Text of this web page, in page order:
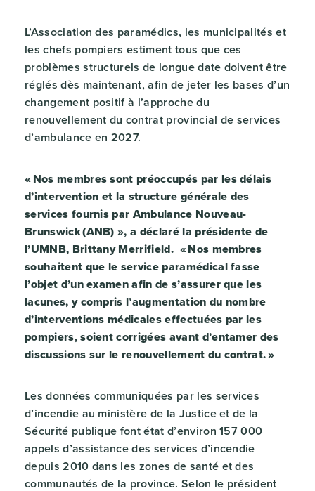
L’Association des paramédics, les municipalités et
les chefs pompiers estiment tous que ces
problèmes structurels de longue date doivent être
réglés dès maintenant, afin de jeter les bases d’un
changement positif à l’approche du
renouvellement du contrat provincial de services
d’ambulance en 2027.
« Nos membres sont préoccupés par les délais
d’intervention et la structure générale des
services fournis par Ambulance Nouveau-
Brunswick (ANB) », a déclaré la présidente de
l’UMNB, Brittany Merrifield. « Nos membres
souhaitent que le service paramédical fasse
l’objet d’un examen afin de s’assurer que les
lacunes, y compris l’augmentation du nombre
d’interventions médicales effectuées par les
pompiers, soient corrigées avant d’entamer des
discussions sur le renouvellement du contrat. »
Les données communiquées par les services
d’incendie au ministère de la Justice et de la
Sécurité publique font état d’environ 157 000
appels d’assistance des services d’incendie
depuis 2010 dans les zones de santé et des
communautés de la province. Selon le président